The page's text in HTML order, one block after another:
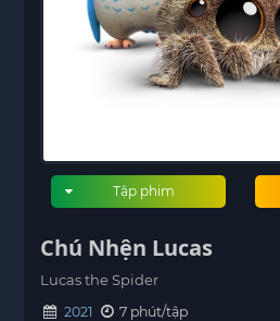
Tập phim
Chú Nhện Lucas
Lucas the Spider
2021
7 phút/tập